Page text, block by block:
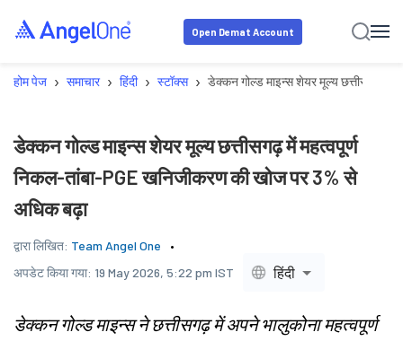
Open Demat Account
होम पेज › समाचार › हिंदी › स्टॉक्स › डेक्कन गोल्ड माइन्स शेयर मूल्य छत्तीसगढ़ में
डेक्कन गोल्ड माइन्स शेयर मूल्य छत्तीसगढ़ में महत्वपूर्ण
निकल-तांबा-PGE खनिजीकरण की खोज पर 3% से
अधिक बढ़ा
द्वारा लिखित: Team Angel One
अपडेट किया गया: 19 May 2026, 5:22 pm IST हिंदी
डेक्कन गोल्ड माइन्स ने छत्तीसगढ़ में अपने भालुकोना महत्वपूर्ण